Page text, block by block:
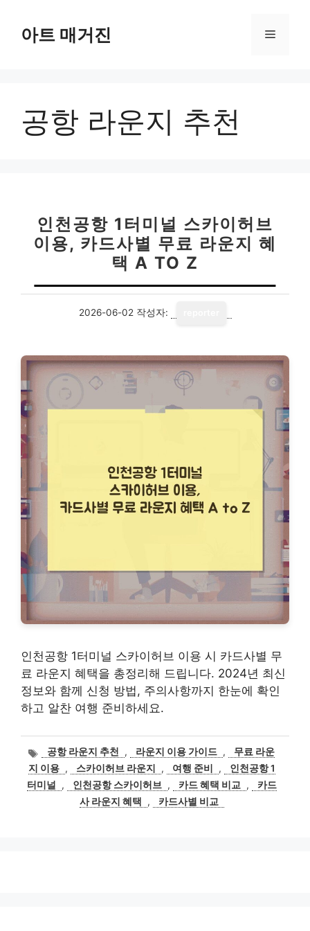
아트 매거진 메
공항 라운지 추천
인천공항 1터미널 스카이허브
이용, 카드사별 무료 라운지 혜
택 A TO Z
2026-06-02 작성자:
인천공항 1터미널 스카이허브 이용 시 카드사별 무
료 라운지 혜택을 총정리해 드립니다. 2024년 최신
정보와 함께 신청 방법, 주의사항까지 한눈에 확인
하고 알찬 여행 준비하세요.
태
그
공항 라운지 추천 , 라운지 이용 가이드 ,
무료 라운
지 이용 , 스카이허브 라운지 , 여행 준비 ,
인천공항 1
터미널
, 인천공항 스카이허브 , 카드 혜택 비교 ,
카드
사 라운지 혜택
, 카드사별 비교